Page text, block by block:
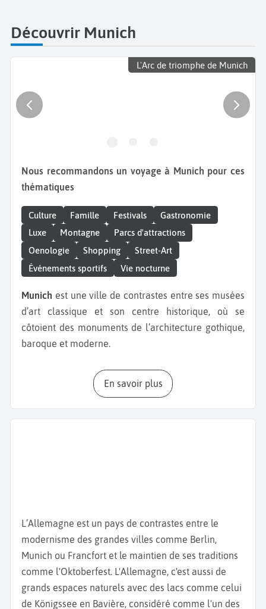
Découvrir Munich
L'Arc de triomphe de Munich
Nous recommandons un voyage à Munich pour ces
thématiques
Culture Famille Festivals
Gastronomie
Luxe
Montagne
Parcs d'attractions
Oenologie
Shopping
Street-Art
Événements sportifs
Vie nocturne
Munich est une ville de contrastes entre ses musées
d’art classique et son centre historique, où se
côtoient des monuments de l’architecture gothique,
baroque et moderne.
week-end à Munich
choix entre une multitude d'activités : visite de
nique auBiergarten. Nous vous invitons à
avec sa façade rococo et le célèbre Teufelstritt
(empreinte du diable). La légende dit que le diable
serait rentré dans l’édifice et en aurait été chassé
par un rayon de soleil, d'où l'empreinte. À quelques
pas de là, flânez dans le Viktualienmarkt, un marché
En savoir plus
L’Allemagne est un pays de contrastes entre le
modernisme des grandes villes comme Berlin,
Munich ou Francfort et le maintien de ses traditions
comme l'Oktoberfest. L'Allemagne, c'est aussi de
grands espaces naturels avec des lacs comme celui
de Königssee en Bavière, considéré comme l'un des